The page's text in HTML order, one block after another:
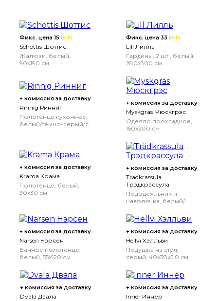
Фикс. цена 15 BYN
Schottis Шоттис
Жалюзи, белый,
90x190 см
Фикс. цена 33 BYN
Lill Лилль
Гардины, 2 шт., белый,
280x300 см
+ комиссия за доставку
Rinnig Ринниг
Полотенце кухонное,
белый/темно-серый/с
+ комиссия за доставку
Myskgräs Мюскгрэс
Одеяло прохладное,
150x200 см
+ комиссия за доставку
Krama Крама
Полотенце, белый,
30x30 см
+ комиссия за доставку
Trädkrassula
Трэдкрассула
Пододеяльник и
наволочка, белый/
см
+ комиссия за доставку
Närsen Нэрсен
Банное полотенце,
белый, 55x120 см
+ комиссия за доставку
Hellvi Хэлльви
Подушка на стул,
серый, 40x38x5.0 см
+ комиссия за доставку
Dvala Двала
+ комиссия за доставку
Inner Иннер